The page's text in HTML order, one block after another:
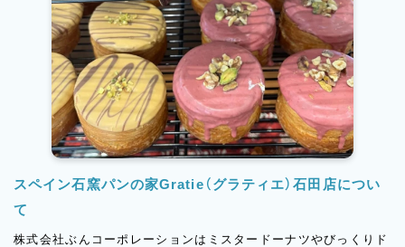
スペイン石窯パンの家Gratie（グラティエ）石田店につい
て
株式会社ぶんコーポレーションはミスタードーナツやびっくりド